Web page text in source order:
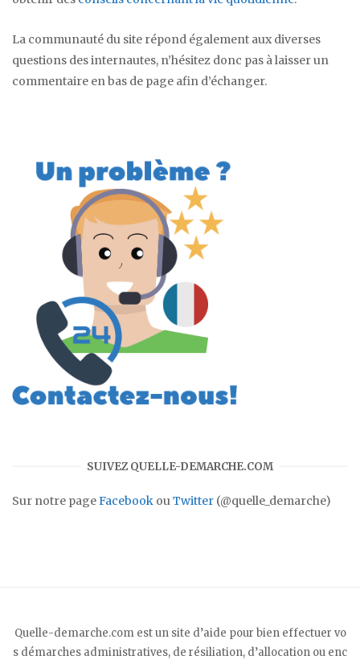
La communauté du site répond également aux diverses
questions des internautes, n’hésitez donc pas à laisser un
commentaire en bas de page afin d’échanger.
SUIVEZ QUELLE-DEMARCHE.COM
Sur notre pageFacebook ouTwitter (@quelle_demarche)
Quelle-demarche.com est un site d’aide pour bien effectuer vo
s démarches administratives, de résiliation, d’allocation ou enc